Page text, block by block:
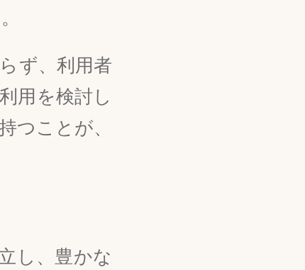
ず、利用者
用を検討し
つことが、
し、豊かな